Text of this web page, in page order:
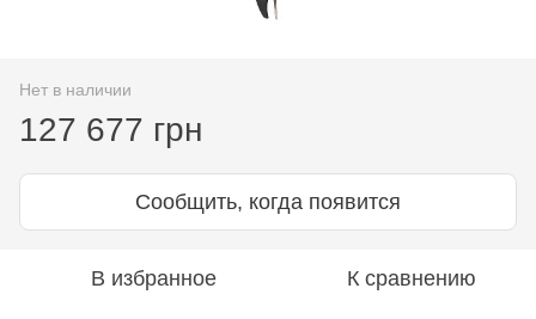
Нет в наличии
127 677 грн
Сообщить, когда появится
В избранное К сравнению